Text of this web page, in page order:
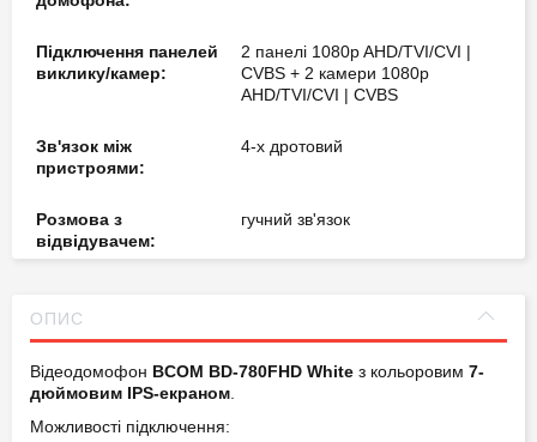
Підключення панелей
виклику/камер:
2 панелі 1080p AHD/TVI/CVI |
CVBS + 2 камери 1080p
AHD/TVI/CVI | CVBS
Зв'язок між
пристроями:
4-х дротовий
Розмова з
відвідувачем:
гучний зв'язок
Детектор руху: на 1 канал
Функція інтеркома:
ОПИС
Відеодомофон BCOM BD-780FHD White з кольоровим 7-
дюймовим IPS-екраном.
Можливості підключення: